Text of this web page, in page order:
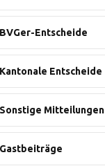
BVGer-Entscheide
Kantonale Entscheide
Sonstige Mitteilungen
Gastbeiträge